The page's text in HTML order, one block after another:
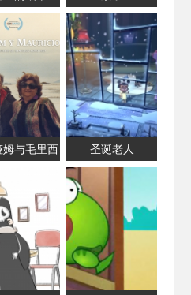
姆与毛里西
圣诞老人